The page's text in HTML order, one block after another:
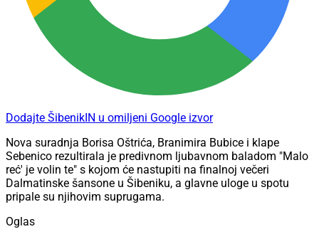
Dodajte ŠibenikIN u omiljeni Google izvor
Nova suradnja Borisa Oštrića, Branimira Bubice i klape
Sebenico rezultirala je predivnom ljubavnom baladom "Malo
reć' je volin te" s kojom će nastupiti na finalnoj večeri
Dalmatinske šansone u Šibeniku, a glavne uloge u spotu
pripale su njihovim suprugama.
Oglas